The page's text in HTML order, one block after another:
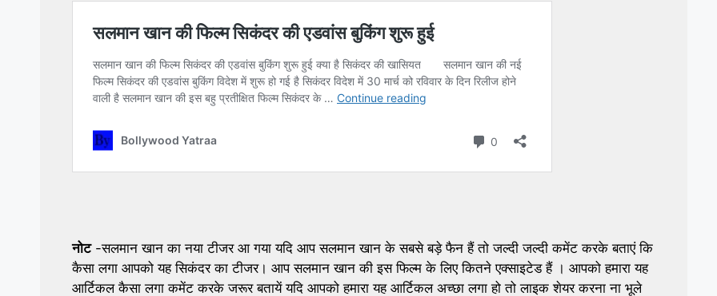
नोट-सलमान खान का नया टीजर आ गया यदि आप सलमान खान के सबसे बड़े फैन हैं तो जल्दी जल्दी कमेंट करके बताएं कि
कैसा लगा आपको यह सिकंदर का टीजर। आप सलमान खान की इस फिल्म के लिए कितने एक्साइटेड हैं । आपको हमारा यह
आर्टिकल कैसा लगा कमेंट करके जरूर बतायें यदि आपको हमारा यह आर्टिकल अच्छा लगा हो तो लाइक शेयर करना ना भूले